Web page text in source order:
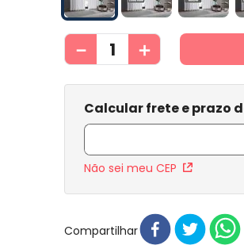
＋
－
Não sei meu CEP
Compartilhar